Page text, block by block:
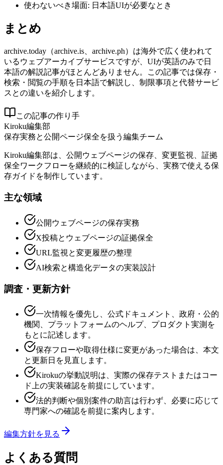
使わないべき場面: 日本語UIが必要なとき
まとめ
archive.today（archive.is、archive.ph）は海外で広く使われて
いるウェブアーカイブサービスですが、UIが英語のみで日
本語の解説記事がほとんどありません。この記事では保存・
検索・閲覧の手順を日本語で解説し、制限事項と代替サービ
スとの違いを紹介します。
この記事の作り手
Kiroku編集部
保存実務と公開ページ保全を扱う編集チーム
Kiroku編集部は、公開ウェブページの保存、変更監視、証拠
保全ワークフローを継続的に検証しながら、実務で使える保
存ガイドを制作しています。
主な領域
公開ウェブページの保存実務
X投稿とウェブページの証拠保全
URL監視と変更履歴の整理
AI検索と構造化データの実装設計
調査・更新方針
一次情報を優先し、公式ドキュメント、政府・公的
機関、プラットフォームのヘルプ、プロダクト実測を
もとに記述します。
保存フローや取得仕様に変更があった場合は、本文
と更新日を見直します。
Kirokuの挙動説明は、実際の保存テストまたはコー
ド上の実装確認を前提にしています。
法的判断や個別案件の助言は行わず、必要に応じて
専門家への確認を前提に案内します。
編集方針を見る
よくある質問